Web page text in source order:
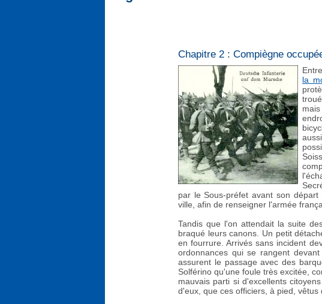
Chapitre 2 : Compiègne
la
par le Sous-préfet avant son
ville, afin de renseigner l'armée
Tandis que l'on attendait la suite
braqué leurs canons. Un petit
en fourrure. Arrivés sans incident
ordonnances qui se rangent
assurent le passage avec des
Solférino qu'une foule très excitée,
mauvais parti si d'excellents
d'eux, que ces officiers, à pied, vêtus